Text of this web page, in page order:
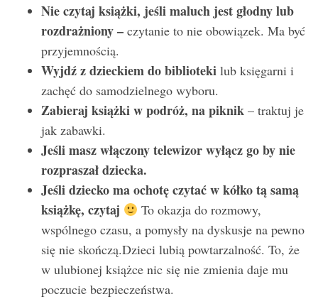
Nie czytaj książki, jeśli maluch jest głodny lub
rozdrażniony –czytanie to nie obowiązek. Ma być
przyjemnością.
Wyjdź z dzieckiem do bibliotekilub księgarni i
zachęć do samodzielnego wyboru.
Zabieraj książki w podróż, na piknik – traktuj je
jak zabawki.
Jeśli masz włączony telewizor wyłącz go by nie
rozpraszał dziecka.
Jeśli dziecko ma ochotę czytać w kółko tą samą
książkę, czytaj
To okazja do rozmowy,
wspólnego czasu, a pomysły na dyskusje na pewno
się nie skończą.Dzieci lubią powtarzalność. To, że
w ulubionej książce nic się nie zmienia daje mu
poczucie bezpieczeństwa.